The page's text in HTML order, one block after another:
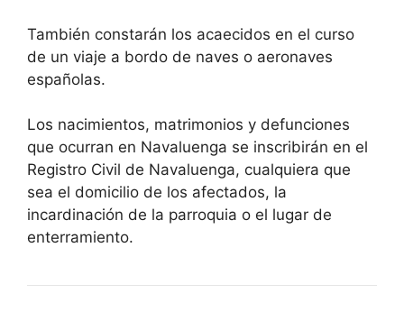
También constarán los acaecidos en el curso
de un viaje a bordo de naves o aeronaves
españolas.
Los nacimientos, matrimonios y defunciones
que ocurran en Navaluenga se inscribirán en el
Registro Civil de Navaluenga, cualquiera que
sea el domicilio de los afectados, la
incardinación de la parroquia o el lugar de
enterramiento.